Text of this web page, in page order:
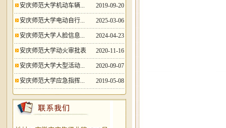
安庆师范大学机动车辆... 2019-09-20
安庆师范大学电动自行... 2025-03-06
安庆师范大学人脸信息... 2024-04-23
安庆师范大学动火审批表 2020-11-16
安庆师范大学大型活动... 2020-09-07
安庆师范大学应急指挥... 2019-05-08